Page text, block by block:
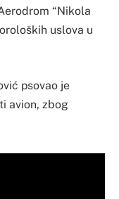
“Nikola
uslova u
psovao je
avion, zbog